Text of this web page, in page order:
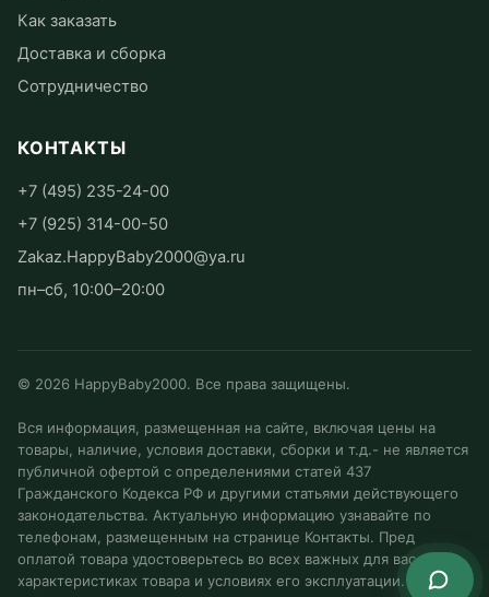
Как заказать
Доставка и сборка
Сотрудничество
КОНТАКТЫ
+7 (495) 235-24-00
+7 (925) 314-00-50
Zakaz.HappyBaby2000@ya.ru
пн–сб, 10:00–20:00
© 2026 HappyBaby2000. Все права защищены.
Вся информация, размещенная на сайте, включая цены на
товары, наличие, условия доставки, сборки и т.д.- не является
публичной офертой с определениями статей 437
Гражданского Кодекса РФ и другими статьями действующего
законодательства. Актуальную информацию узнавайте по
телефонам, размещенным на странице Контакты. Пред
оплатой товара удостоверьтесь во всех важных для вас
характеристиках товара и условиях его эксплуатации.